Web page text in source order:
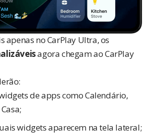
apenas no CarPlay Ultra, os
agora chegam ao CarPlay
de apps como Calendário,
widgets aparecem na tela lateral;